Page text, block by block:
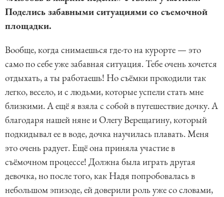
Поделись забавными ситуациями со съемочной
площадки.
Вообще, когда снимаешься где-то на курорте — это
само по себе уже забавная ситуация. Тебе очень хочется
отдыхать, а ты работаешь! Но съёмки проходили так
легко, весело, и с людьми, которые успели стать мне
близкими. А ещё я взяла с собой в путешествие дочку. А
благодаря нашей няне и Олегу Верещагину, который
подкидывал ее в воде, дочка научилась плавать. Меня
это очень радует. Ещё она приняла участие в
съёмочном процессе! Должна была играть другая
девочка, но после того, как Надя попробовалась в
небольшом эпизоде, ей доверили роль уже со словами,